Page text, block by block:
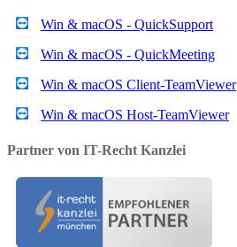
Win & macOS - QuickSupport
Win & macOS - QuickMeeting
Win & macOS Client-TeamViewer
Win & macOS Host-TeamViewer
Partner von IT-Recht Kanzlei